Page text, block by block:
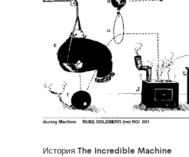
История The Incredible Machine